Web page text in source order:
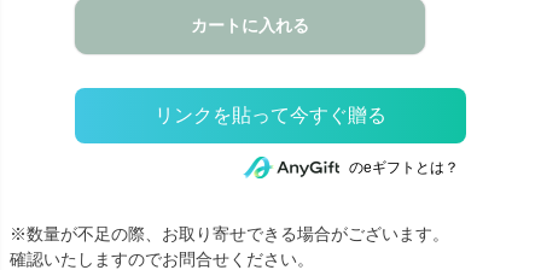
カートに入れる
のeギフトとは？
※数量が不足の際、お取り寄せできる場合がございます。
確認いたしますのでお問合せください。